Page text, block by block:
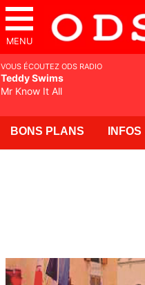
MENU
BONS PLANS INFOS
VOUS ÉCOUTEZ ODS RADIO
Teddy Swims
Mr Know It All